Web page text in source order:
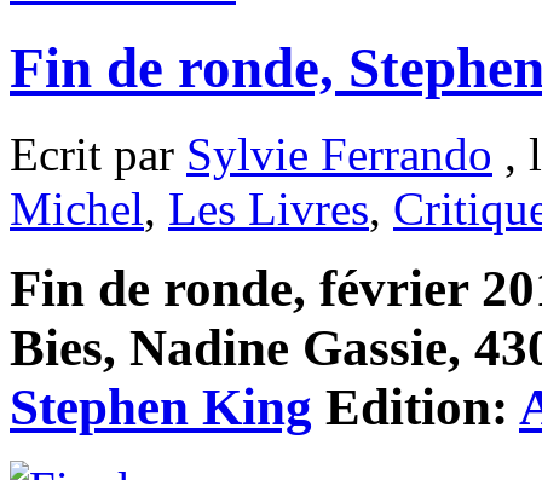
Fin de ronde,
Ecrit par Sylvie Ferrando ,
Michel, Les Livres,
Fin de ronde, février
Bies, Nadine Gassie,
Stephen King Edition: